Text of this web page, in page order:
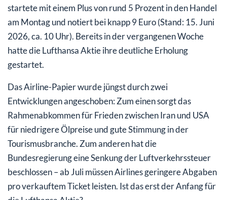
startete mit einem Plus von rund 5 Prozent in den Handel
am Montag und notiert bei knapp 9 Euro (Stand: 15. Juni
2026, ca. 10 Uhr). Bereits in der vergangenen Woche
hatte die Lufthansa Aktie ihre deutliche Erholung
gestartet.
Das Airline-Papier wurde jüngst durch zwei
Entwicklungen angeschoben: Zum einen sorgt das
Rahmenabkommen für Frieden zwischen Iran und USA
für niedrigere Ölpreise und gute Stimmung in der
Tourismusbranche. Zum anderen hat die
Bundesregierung eine Senkung der Luftverkehrssteuer
beschlossen – ab Juli müssen Airlines geringere Abgaben
pro verkauftem Ticket leisten. Ist das erst der Anfang für